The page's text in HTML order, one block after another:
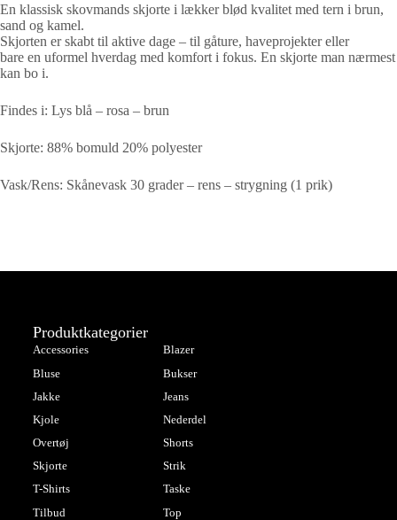
En klassisk skovmands skjorte i lækker blød kvalitet med tern i brun,
sand og kamel.
Skjorten er skabt til aktive dage – til gåture, haveprojekter eller
bare en uformel hverdag med komfort i fokus. En skjorte man nærmest
kan bo i.
Findes i: Lys blå – rosa – brun
Skjorte: 88% bomuld 20% polyester
Vask/Rens: Skånevask 30 grader – rens – strygning (1 prik)
Produktkategorier
Accessories
Blazer
Bluse
Bukser
Jakke
Jeans
Kjole
Nederdel
Overtøj
Shorts
Skjorte
Strik
T-Shirts
Taske
Tilbud
Top